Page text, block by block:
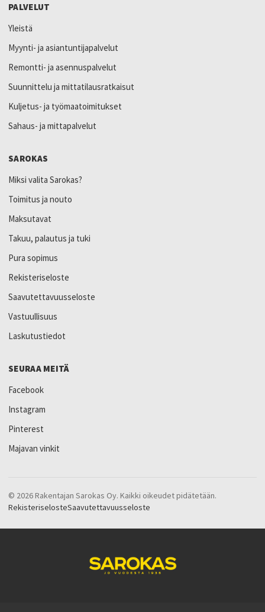
PALVELUT
Yleistä
Myynti- ja asiantuntijapalvelut
Remontti- ja asennuspalvelut
Suunnittelu ja mittatilausratkaisut
Kuljetus- ja työmaatoimitukset
Sahaus- ja mittapalvelut
SAROKAS
Miksi valita Sarokas?
Toimitus ja nouto
Maksutavat
Takuu, palautus ja tuki
Pura sopimus
Rekisteriseloste
Saavutettavuusseloste
Vastuullisuus
Laskutustiedot
SEURAA MEITÄ
Facebook
Instagram
Pinterest
Majavan vinkit
© 2026 Rakentajan Sarokas Oy. Kaikki oikeudet pidätetään.
RekisteriselosteSaavutettavuusseloste